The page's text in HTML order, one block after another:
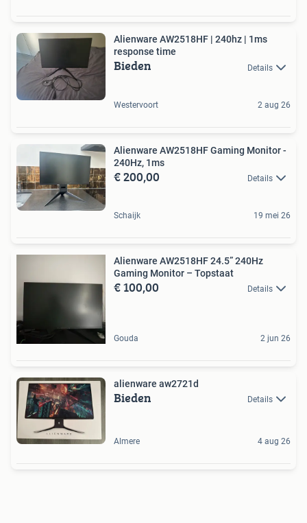
Alienware AW2518HF | 240hz | 1ms
response time
Bieden Details
Westervoort 2 aug 26
Alienware AW2518HF Gaming Monitor -
240Hz, 1ms
€ 200,00 Details
Schaijk 19 mei 26
Alienware AW2518HF 24.5” 240Hz
Gaming Monitor – Topstaat
€ 100,00 Details
Gouda 2 jun 26
alienware aw2721d
Bieden Details
Almere 4 aug 26